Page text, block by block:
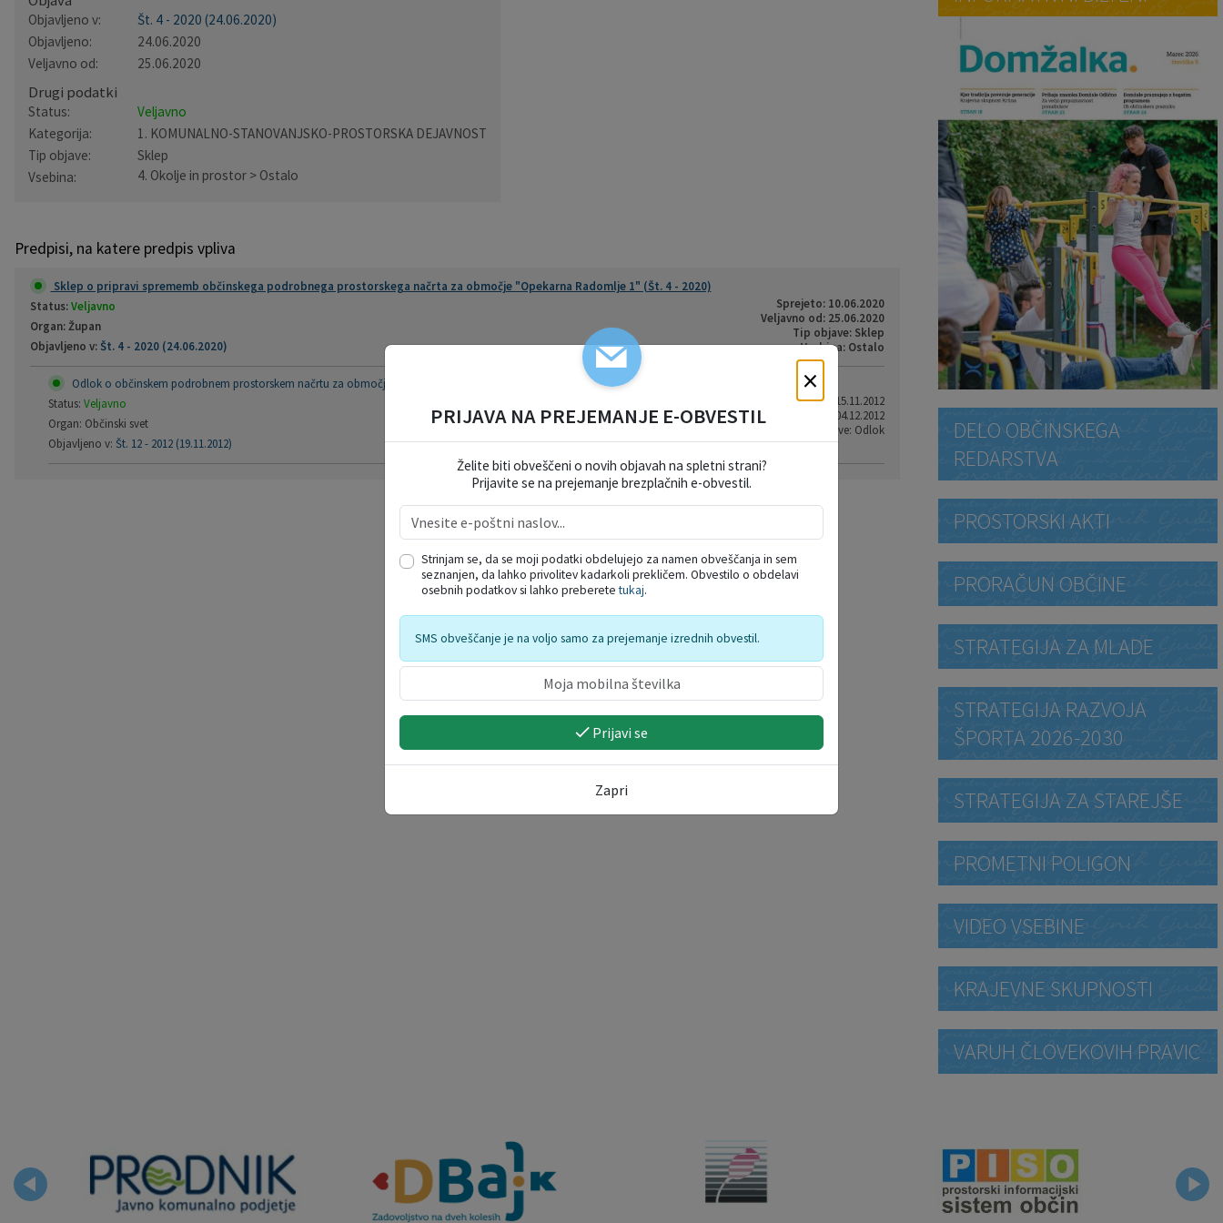
Objavljeno v:
Št. 4 - 2020 (24.06.2020)
Objavljeno:
24.06.2020
Veljavno od:
25.06.2020
Drugi podatki
Status:
Veljavno
Kategorija:
1. KOMUNALNO-STANOVANJSKO-PROSTORSKA DEJAVNOST
Tip objave:
Sklep
Vsebina:
4. Okolje in prostor > Ostalo
Predpisi, na katere predpis vpliva
Sklep o pripravi sprememb občinskega podrobnega prostorskega načrta za območje "Opekarna Radomlje 1" (Št. 4 - 2020)
Status:Veljavno
Organ: Župan
Objavljeno v: Št. 4 - 2020 (24.06.2020)
Sprejeto: 10.06.2020
Veljavno od: 25.06.2020
Tip objave: Sklep
Vsebina: Ostalo
Odlok o občinskem podrobnem prostorskem načrtu za območje "Opekarna Radomlje 1" (Št. 12 - 2012)
Status: Veljavno
Organ: Občinski svet
Objavljeno v: Št. 12 - 2012 (19.11.2012)
Sprejeto: 15.11.2012
Veljavno od: 04.12.2012
Tip objave: Odlok
DELO OBČINSKEGA
REDARSTVA
PROSTORSKI AKTI
PRORAČUN OBČINE
STRATEGIJA ZA MLADE
STRATEGIJA RAZVOJA
ŠPORTA 2026-2030
STRATEGIJA ZA STAREJŠE
PROMETNI POLIGON
VIDEO VSEBINE
KRAJEVNE SKUPNOSTI
VARUH ČLOVEKOVIH PRAVIC
Pobratene občine
Fotogalerija
Občina Moravče
Mestna občina Ljubljana
Občinska volilna komisija
Krajevne skupnosti
Državni organi
Svet za preventivo in vzgojo v cestnem prometu
Uradne ure
Mladi
Zaščita in reševanje
Zapuščene živali
Oskrba s plinom
Srednja šola Domžale
Urejanje javnih površin
Pomembni kontakti
Bilteni
Glasilo Slamnik
Občinski predpisi
Proračun Občine
E-obvestila Občine
Lokalne volitve
×
PRIJAVA NA PREJEMANJE E-OBVESTIL
Želite biti obveščeni o novih objavah na spletni strani?
Prijavite se na prejemanje brezplačnih e-obvestil.
Strinjam se, da se moji podatki obdelujejo za namen obveščanja in sem
seznanjen, da lahko privolitev kadarkoli prekličem. Obvestilo o obdelavi
osebnih podatkov si lahko preberetetukaj.
SMS obveščanje je na voljo samo za prejemanje izrednih obvestil.
Prijavi se
Zapri